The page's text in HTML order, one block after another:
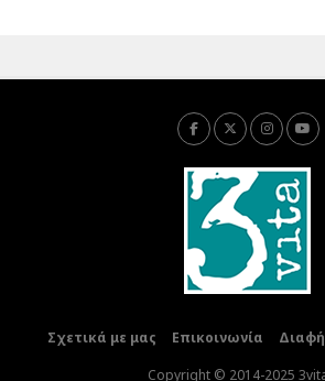
Σχετικά με μας Επικοινωνία
Copyright © 2014-2025